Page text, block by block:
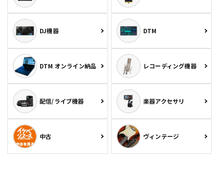
DJ機器 DTM
DTM オンライン納品 レコーディング機器
配信/ライブ機器 楽器アクセサリ
中古 ヴィンテージ